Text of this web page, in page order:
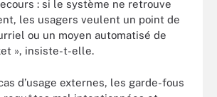
: si le système ne retrouve
les usagers veulent un point de
ou un moyen automatisé de
», insiste-t-elle.
d’usage externes, les garde-fous